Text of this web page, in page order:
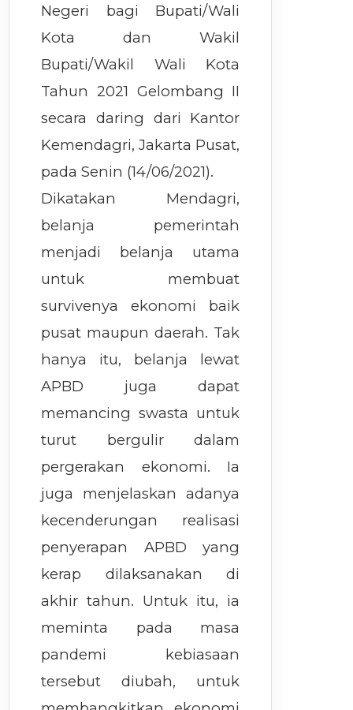
Negeri bagi Bupati/Wali
Kota dan Wakil
Bupati/Wakil Wali Kota
Tahun 2021 Gelombang II
secara daring dari Kantor
Kemendagri, Jakarta Pusat,
pada Senin (14/06/2021).
Dikatakan Mendagri,
belanja pemerintah
menjadi belanja utama
untuk membuat
survivenya ekonomi baik
pusat maupun daerah. Tak
hanya itu, belanja lewat
APBD juga dapat
memancing swasta untuk
turut bergulir dalam
pergerakan ekonomi. Ia
juga menjelaskan adanya
kecenderungan realisasi
penyerapan APBD yang
kerap dilaksanakan di
akhir tahun. Untuk itu, ia
meminta pada masa
pandemi kebiasaan
tersebut diubah, untuk